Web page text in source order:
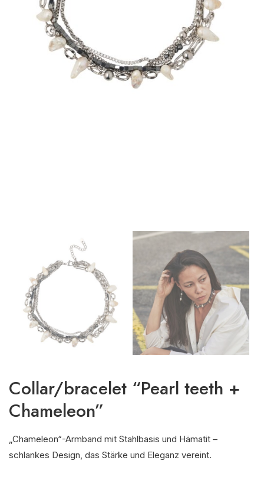
Сollar/bracelet “Pearl teeth +
Chameleon”
„Chameleon“-Armband mit Stahlbasis und Hämatit –
schlankes Design, das Stärke und Eleganz vereint.